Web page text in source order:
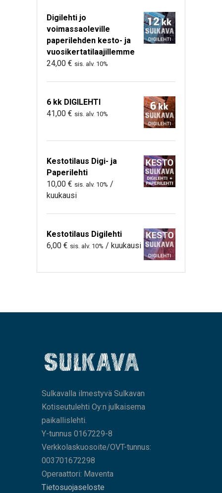
Digilehti jo
voimassaoleville
paperilehden kesto- ja
vuosikertatilaajillemme
24,00 € sis. alv. 10%
6 kk DIGILEHTI
41,00 € sis. alv. 10%
Kestotilaus Digi- ja
Paperilehti
10,00 € sis. alv. 10% /
kuukausi
Kestotilaus Digilehti
6,00 € sis. alv. 10% / kuukausi
Sulkavalla ilmestyvä Sulkavan
Kotiseutulehti Oy:n julkaisema
paikallislehti.
Y-tunnus 0167229-8
Verkkolaskuosoite/OVT-tunnus:
003701672298
Operaattori: Maventa
Tietosuojaseloste